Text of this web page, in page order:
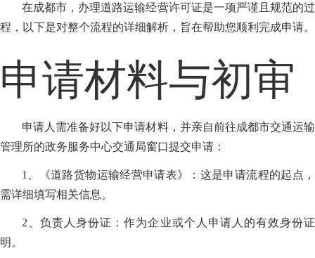
在成都市，办理道路运输经营许可证是一项严谨且规范的过
程，以下是对整个流程的详细解析，旨在帮助您顺利完成申请。
申请材料与初审
申请人需准备好以下申请材料，并亲自前往成都市交通运输
管理所的政务服务中心交通局窗口提交申请：
1、《道路货物运输经营申请表》：这是申请流程的起点，
需详细填写相关信息。
2、负责人身份证：作为企业或个人申请人的有效身份证
明。